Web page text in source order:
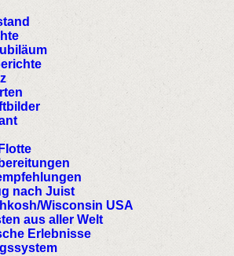
nach Juist
Wisconsin USA
aus aller Welt
Erlebnisse